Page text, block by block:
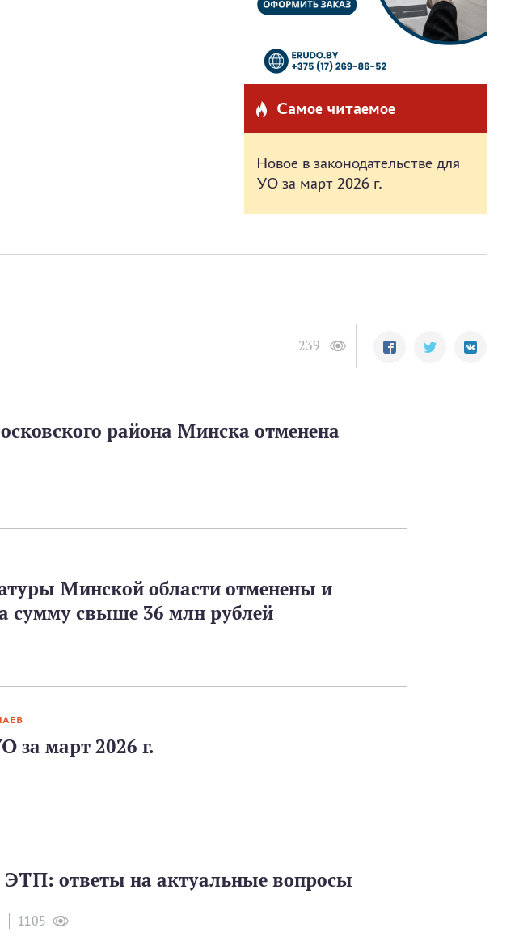
Самое читаемое
Новое в законодательстве для
УО за март 2026 г.
239
района Минска отменена
Минской области отменены и
сумму свыше 36 млн рублей
за март 2026 г.
ЭТП: ответы на актуальные вопросы
1105